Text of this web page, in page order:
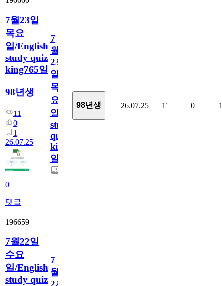
7월23일
목요
일/English
study quiz
king765일
98년생
11
0
1
26.07.25
0
댓글
7
월
23
일
목
요
일/English
study
quiz
king765
일
98년생 26.07.25 11 0 1
196659
7월22일
수요
일/English
study quiz
7
월
22